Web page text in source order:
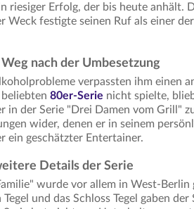
riesiger Erfolg, der bis heute anhält.
Weck festigte seinen Ruf als einer
Weg nach der Umbesetzung
verpassten ihm einen
80er-Serie nicht spielte,
in der Serie "Drei Damen vom Grill"
wider, denen er in seinem
ein geschätzter Entertainer.
Details der Serie
wurde vor allem in West-
und das Schloss Tegel gaben